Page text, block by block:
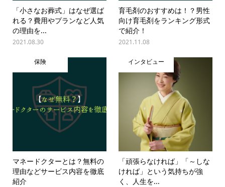
「小さなお葬式」はなぜ選ば
れる？費用やプランなど人気
の理由を...
2021.08.30
育毛剤のおすすめは！？男性
向け育毛剤をランキング形式
で紹介！
2021.11.08
保険
マネードクターとは？無料の
理由などサービス内容を徹底
紹介
インタビュー
「頑張らなければ」「～しな
ければ」という気持ちが強
く、人生を...